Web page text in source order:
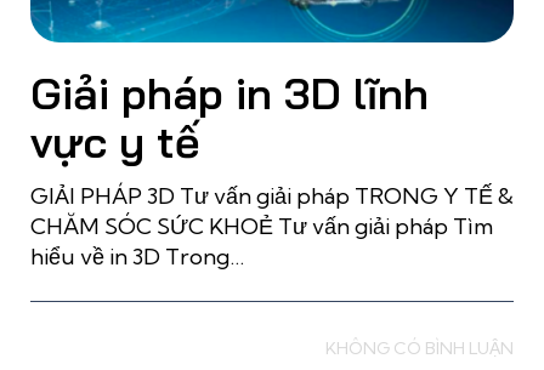
Giải pháp in 3D lĩnh
vực y tế
GIẢI PHÁP 3D Tư vấn giải pháp TRONG Y TẾ &
CHĂM SÓC SỨC KHOẺ Tư vấn giải pháp Tìm
hiểu về in 3D Trong…
KHÔNG CÓ BÌNH LUẬN